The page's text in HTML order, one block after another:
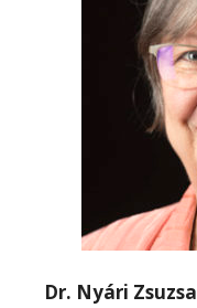
Dr. Nyári Zsuzsa